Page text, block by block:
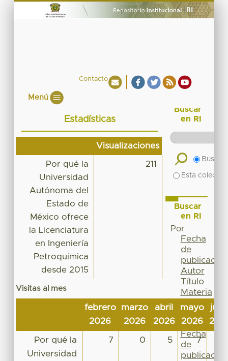
Contacto
Menú
Estadísticas
Visualizaciones
Por qué la
Universidad
Autónoma del
Estado de
México ofrece
la Licenciatura
en Ingeniería
Petroquímica
desde 2015
211
Visitas al mes
febrero
2026
marzo
2026
abril
2026
mayo
2026
Por qué la
Universidad
7 0 5 7
Buscar
en RI
Buscar
Esta
Buscar
en RI
Por
Fecha
de
publicación
Autor
Título
Materia
Tipo
colección
Fecha
de
publicación